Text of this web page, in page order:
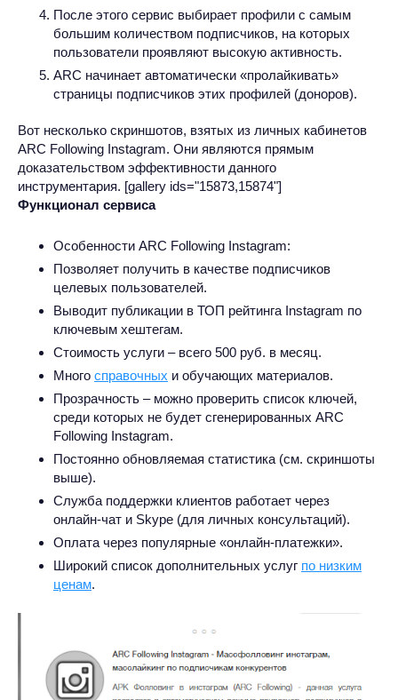
После этого сервис выбирает профили с самым
большим количеством подписчиков, на которых
пользователи проявляют высокую активность.
ARC начинает автоматически «пролайкивать»
страницы подписчиков этих профилей (доноров).
Вот несколько скриншотов, взятых из личных кабинетов
ARC Following Instagram. Они являются прямым
доказательством эффективности данного
инструментария. [gallery ids="15873,15874"]
Функционал сервиса
Особенности ARC Following Instagram:
Позволяет получить в качестве подписчиков
целевых пользователей.
Выводит публикации в ТОП рейтинга Instagram по
ключевым хештегам.
Стоимость услуги – всего 500 руб. в месяц.
Много справочных и обучающих материалов.
Прозрачность – можно проверить список ключей,
среди которых не будет сгенерированных ARC
Following Instagram.
Постоянно обновляемая статистика (см. скриншоты
выше).
Служба поддержки клиентов работает через
онлайн-чат и Skype (для личных консультаций).
Оплата через популярные «онлайн-платежки».
Широкий список дополнительных услуг по низким
ценам.